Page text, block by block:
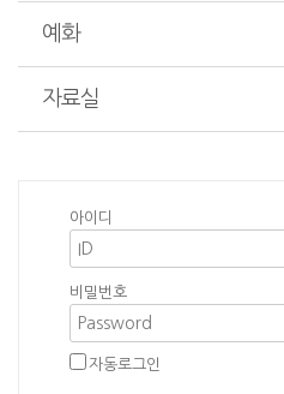
예화
자료실
아이디
비밀번호
자동로그인